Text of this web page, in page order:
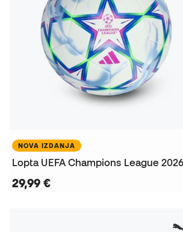
NOVA IZDANJA
29,99 €